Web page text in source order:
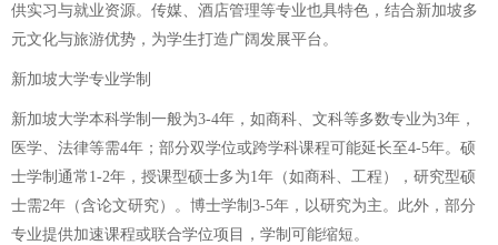
供实习与就业资源。传媒、酒店管理等专业也具特色，结合新加坡多
元文化与旅游优势，为学生打造广阔发展平台。
新加坡大学专业学制
新加坡大学本科学制一般为3-4年，如商科、文科等多数专业为3年，
医学、法律等需4年；部分双学位或跨学科课程可能延长至4-5年。硕
士学制通常1-2年，授课型硕士多为1年（如商科、工程），研究型硕
士需2年（含论文研究）。博士学制3-5年，以研究为主。此外，部分
专业提供加速课程或联合学位项目，学制可能缩短。